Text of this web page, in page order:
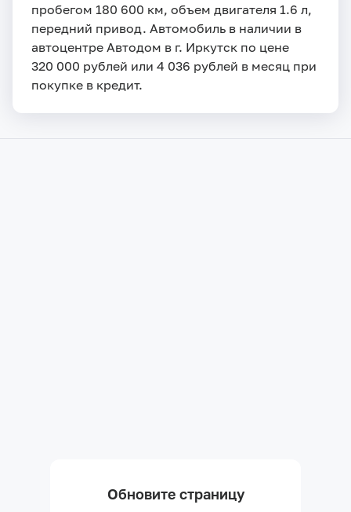
пробегом 180 600 км, объем двигателя 1.6 л,
передний привод. Автомобиль в наличии в
автоцентре Автодом в г. Иркутск по цене
320 000 рублей или 4 036 рублей в месяц при
покупке в кредит.
Обновите страницу